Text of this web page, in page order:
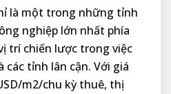
là một trong những tỉnh
nghiệp lớn nhất phía
trí chiến lược trong việc
các tỉnh lân cận. Với giá
m2/chu kỳ thuê, thị